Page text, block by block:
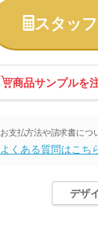
スタッ
商品サンプルを
お支払方法や請求書につ
よくある質問はこち
デザ